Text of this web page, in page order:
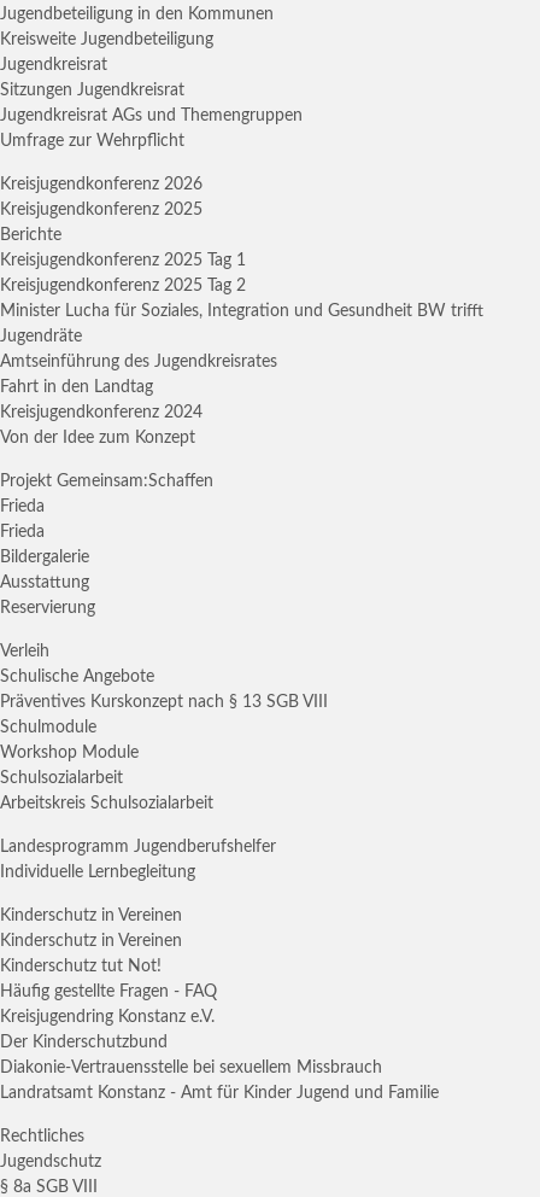
Jugendbeteiligung in den Kommunen
Kreisweite Jugendbeteiligung
Jugendkreisrat
Sitzungen Jugendkreisrat
Jugendkreisrat AGs und Themengruppen
Umfrage zur Wehrpflicht
Kreisjugendkonferenz 2026
Kreisjugendkonferenz 2025
Berichte
Kreisjugendkonferenz 2025 Tag 1
Kreisjugendkonferenz 2025 Tag 2
Minister Lucha für Soziales, Integration und Gesundheit BW trifft
Jugendräte
Amtseinführung des Jugendkreisrates
Fahrt in den Landtag
Kreisjugendkonferenz 2024
Von der Idee zum Konzept
Projekt Gemeinsam:Schaffen
Frieda
Frieda
Bildergalerie
Ausstattung
Reservierung
Verleih
Schulische Angebote
Präventives Kurskonzept nach § 13 SGB VIII
Schulmodule
Workshop Module
Schulsozialarbeit
Arbeitskreis Schulsozialarbeit
Landesprogramm Jugendberufshelfer
Individuelle Lernbegleitung
Kinderschutz in Vereinen
Kinderschutz in Vereinen
Kinderschutz tut Not!
Häufig gestellte Fragen - FAQ
Kreisjugendring Konstanz e.V.
Der Kinderschutzbund
Diakonie-Vertrauensstelle bei sexuellem Missbrauch
Landratsamt Konstanz - Amt für Kinder Jugend und Familie
Rechtliches
Jugendschutz
§ 8a SGB VIII